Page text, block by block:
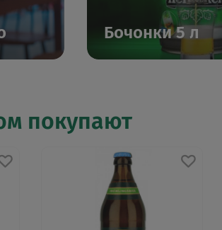
Бочонки 5 л
покупают